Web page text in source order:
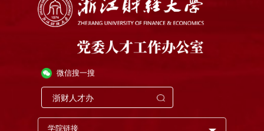
微信搜一搜
学院链接